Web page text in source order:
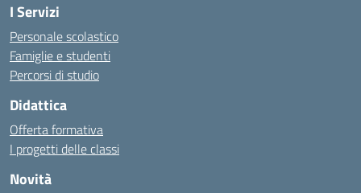
I Servizi
Personale scolastico
Famiglie e studenti
Percorsi di studio
Didattica
Offerta formativa
I progetti delle classi
Novità